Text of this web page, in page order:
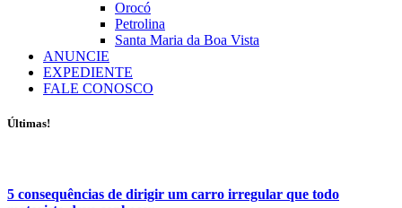
Orocó
Petrolina
Santa Maria da Boa Vista
ANUNCIE
EXPEDIENTE
FALE CONOSCO
Últimas!
5 consequências de dirigir um carro irregular que todo